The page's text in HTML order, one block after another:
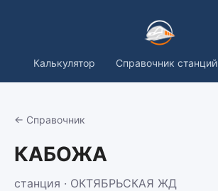
Калькулятор Справочник станций
← Справочник
КАБОЖА
станция · ОКТЯБРЬСКАЯ ЖД